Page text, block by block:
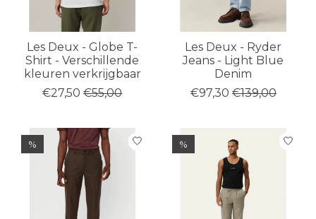
Les Deux - Globe T-
Shirt - Verschillende
kleuren verkrijgbaar
€27,50 €55,00
Les Deux - Ryder
Jeans - Light Blue
Denim
€97,30 €139,00
% %